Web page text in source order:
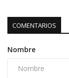
COMENTARIOS
Nombre